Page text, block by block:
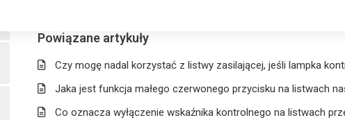
Powiązane artykuły
Czy mogę nadal korzystać z listwy zasilającej, jeśli lampka
Jaka jest funkcja małego czerwonego przycisku na listwach
Co oznacza wyłączenie wskaźnika kontrolnego na listwach